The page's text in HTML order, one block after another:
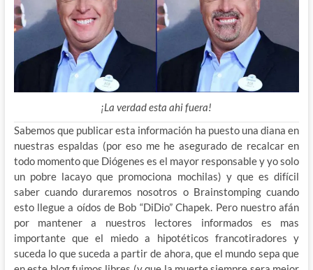
¡La verdad esta ahi fuera!
Sabemos que publicar esta información ha puesto una diana en
nuestras espaldas (por eso me he asegurado de recalcar en
todo momento que Diógenes es el mayor responsable y yo solo
un pobre lacayo que promociona mochilas) y que es difícil
saber cuando duraremos nosotros o Brainstomping cuando
esto llegue a oídos de Bob “DiDio” Chapek. Pero nuestro afán
por mantener a nuestros lectores informados es mas
importante que el miedo a hipotéticos francotiradores y
suceda lo que suceda a partir de ahora, que el mundo sepa que